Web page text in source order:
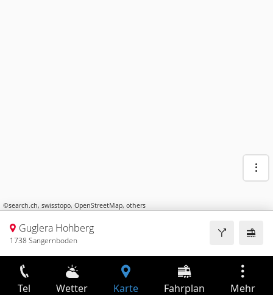
©search.ch, swisstopo, OpenStreetMap, others
Guglera Hohberg
1738 Sangernboden
Tel Wetter Karte Fahrplan Mehr